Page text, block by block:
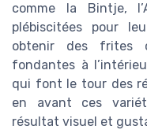
comme la Bintje,
plébiscitées pour
obtenir des frites
fondantes à
qui font le tour des
en avant ces
résultat visuel et